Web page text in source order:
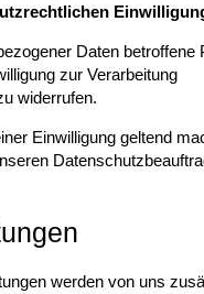
Daten betroffene
zur Verarbeitung
widerrufen.
Einwilligung geltend
werden von uns